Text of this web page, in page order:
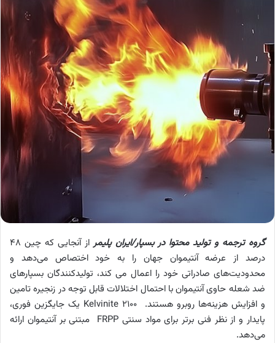
گروه ترجمه و تولید محتوا در بسپار/ایران پلیمر
از آنجایی که چین 48
درصد از عرضه آنتیموان جهان را به خود اختصاص می‌دهد و
محدودیت‌های صادراتی خود را اعمال می کند، تولیدکنندگان بسپارهای
ضد شعله حاوی آنتیموان با احتمال اختلالات قابل توجه در زنجیره تامین
و افزایش هزینه‌ها روبرو هستند. Kelvinite 2100 یک جایگزین فوری،
پایدار و از نظر فنی برتر برای مواد سنتی FRPP مبتنی بر آنتیموان ارائه
می‌دهد.